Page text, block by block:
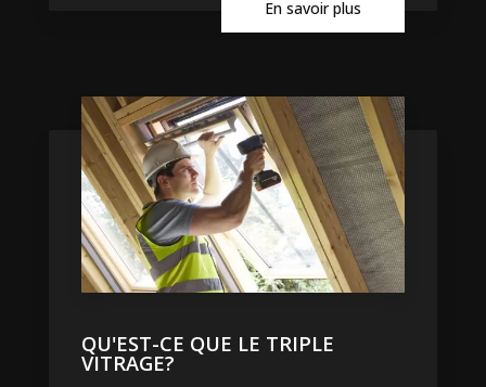
En savoir plus
QU'EST-CE QUE LE TRIPLE
VITRAGE?